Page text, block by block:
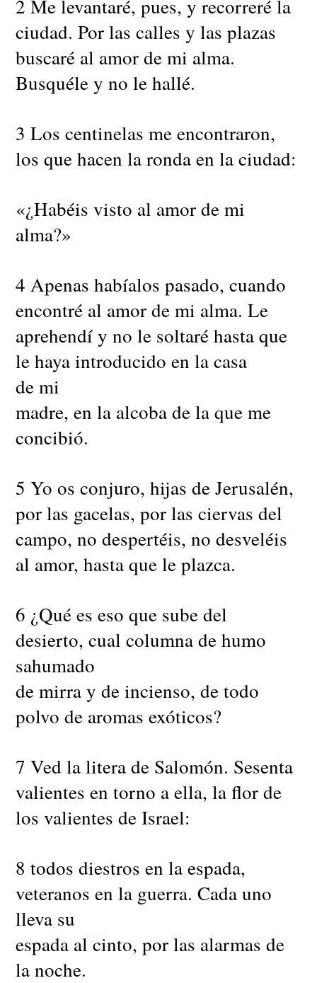
2 Me levantaré, pues, y recorreré la
ciudad. Por las calles y las plazas
buscaré al amor de mi alma.
Busquéle y no le hallé.
3 Los centinelas me encontraron,
los que hacen la ronda en la ciudad:
«¿Habéis visto al amor de mi
alma?»
4 Apenas habíalos pasado, cuando
encontré al amor de mi alma. Le
aprehendí y no le soltaré hasta que
le haya introducido en la casa
de mi
madre, en la alcoba de la que me
concibió.
5 Yo os conjuro, hijas de Jerusalén,
por las gacelas, por las ciervas del
campo, no despertéis, no desveléis
al amor, hasta que le plazca.
6 ¿Qué es eso que sube del
desierto, cual columna de humo
sahumado
de mirra y de incienso, de todo
polvo de aromas exóticos?
7 Ved la litera de Salomón. Sesenta
valientes en torno a ella, la flor de
los valientes de Israel:
8 todos diestros en la espada,
veteranos en la guerra. Cada uno
lleva su
espada al cinto, por las alarmas de
la noche.